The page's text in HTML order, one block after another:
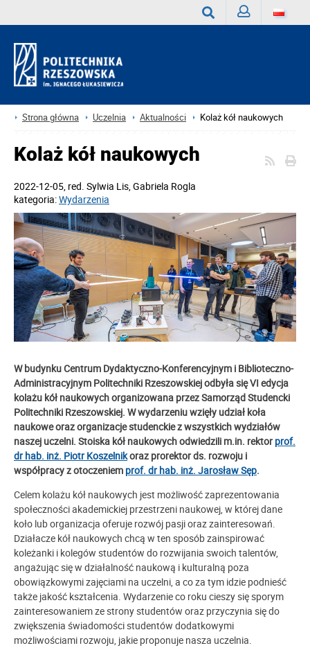
Strona główna Uczelnia Aktualności Kolaż kół naukowych
Kolaż kół naukowych
2022-12-05, red. Sylwia Lis, Gabriela Rogla
kategoria:Wydarzenia
W budynku Centrum Dydaktyczno-Konferencyjnym i Biblioteczno-
Administracyjnym Politechniki Rzeszowskiej odbyła się VI edycja
kolażu kół naukowych organizowana przez Samorząd Studencki
Politechniki Rzeszowskiej. W wydarzeniu wzięły udział koła
naukowe oraz organizacje studenckie z wszystkich wydziałów
naszej uczelni. Stoiska kół naukowych odwiedzili m.in. rektor prof.
dr hab. inż. Piotr Koszelnikoraz prorektor ds. rozwoju i
współpracy z otoczeniem prof. dr hab. inż. Jarosław Sęp.
Celem kolażu kół naukowych jest możliwość zaprezentowania
społeczności akademickiej przestrzeni naukowej, w której dane
koło lub organizacja oferuje rozwój pasji oraz zainteresowań.
Działacze kół naukowych chcą w ten sposób zainspirować
koleżanki i kolegów studentów do rozwijania swoich talentów,
angażując się w działalność naukową i kulturalną poza
obowiązkowymi zajęciami na uczelni, a co za tym idzie podnieść
także jakość kształcenia. Wydarzenie co roku cieszy się sporym
zainteresowaniem ze strony studentów oraz przyczynia się do
zwiększenia świadomości studentów dodatkowymi
możliwościami rozwoju, jakie proponuje nasza uczelnia.